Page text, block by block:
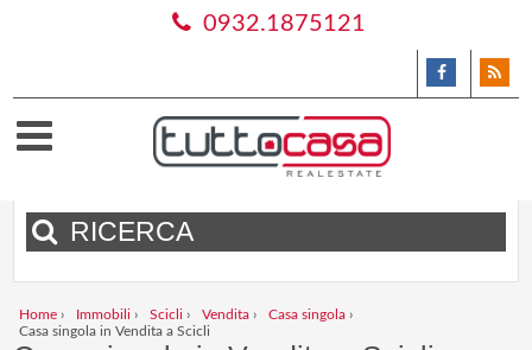
0932.1875121
RICERCA
Home › Immobili › Scicli › Vendita › Casa singola ›
Casa singola in Vendita a Scicli